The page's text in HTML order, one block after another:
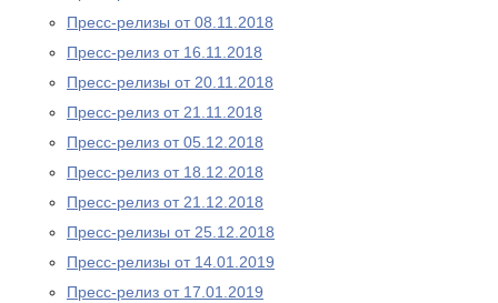
Пресс-релизы от 08.11.2018
Пресс-релиз от 16.11.2018
Пресс-релизы от 20.11.2018
Пресс-релиз от 21.11.2018
Пресс-релиз от 05.12.2018
Пресс-релиз от 18.12.2018
Пресс-релиз от 21.12.2018
Пресс-релизы от 25.12.2018
Пресс-релизы от 14.01.2019
Пресс-релиз от 17.01.2019